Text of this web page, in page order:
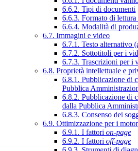
6.6.2. Tipi di documenti
6.6.3. Formato di
6.6.4. Modalità di
6.7. Immagini e video
6.7.1. Testo alternativo
6.7.2. Sottotitoli per i
6.7.3. Trascrizioni per i
6.8. Proprietà intellettuale e
6.8.1. Pubblicazione di
Pubblica
6.8.2. Pubblicazione di
dalla Pubblica
6.8.3. Consenso dei
6.9. Ottimizzazione per i
6.9.1. I fattori on-page
6.9.2. I fattori off-page